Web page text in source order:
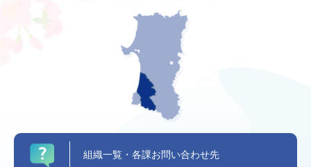
組織一覧・各課お問い合わせ先